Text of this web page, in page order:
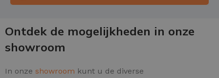
Ontdek de mogelijkheden in onze
showroom
In onze showroom kunt u de diverse